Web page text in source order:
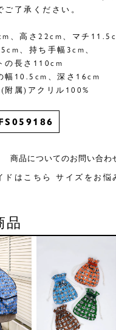
了承ください。
、高さ22cm、マチ
、持ち手幅3cm、
の長さ110cm
幅10.5cm、深さ16cm
附属)アクリル100%
商品についてのお問い合わ
ドはこちら
サイズをお悩
品